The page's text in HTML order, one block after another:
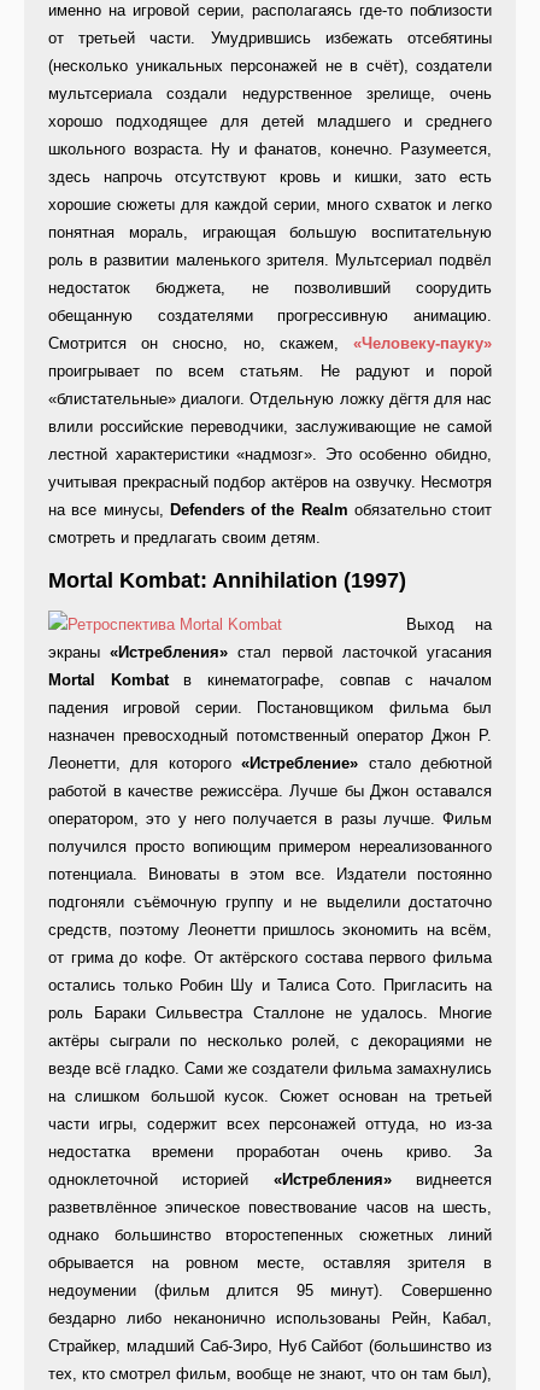
именно на игровой серии, располагаясь где-то поблизости
от третьей части. Умудрившись избежать отсебятины
(несколько уникальных персонажей не в счёт), создатели
мультсериала создали недурственное зрелище, очень
хорошо подходящее для детей младшего и среднего
школьного возраста. Ну и фанатов, конечно. Разумеется,
здесь напрочь отсутствуют кровь и кишки, зато есть
хорошие сюжеты для каждой серии, много схваток и легко
понятная мораль, играющая большую воспитательную
роль в развитии маленького зрителя. Мультсериал подвёл
недостаток бюджета, не позволивший соорудить
обещанную создателями прогрессивную анимацию.
Смотрится он сносно, но, скажем, «Человеку-пауку»
проигрывает по всем статьям. Не радуют и порой
«блистательные» диалоги. Отдельную ложку дёгтя для нас
влили российские переводчики, заслуживающие не самой
лестной характеристики «надмозг». Это особенно обидно,
учитывая прекрасный подбор актёров на озвучку. Несмотря
на все минусы, Defenders of the Realm обязательно стоит
смотреть и предлагать своим детям.
Mortal Kombat: Annihilation (1997)
Выход на
экраны«Истребления» стал первой ласточкой угасания
Mortal Kombatв кинематографе, совпав с началом
падения игровой серии. Постановщиком фильма был
назначен превосходный потомственный оператор Джон Р.
Леонетти, для которого«Истребление» стало дебютной
работой в качестве режиссёра. Лучше бы Джон оставался
оператором, это у него получается в разы лучше. Фильм
получился просто вопиющим примером нереализованного
потенциала. Виноваты в этом все. Издатели постоянно
подгоняли съёмочную группу и не выделили достаточно
средств, поэтому Леонетти пришлось экономить на всём,
от грима до кофе. От актёрского состава первого фильма
остались только Робин Шу и Талиса Сото. Пригласить на
роль Бараки Сильвестра Сталлоне не удалось. Многие
актёры сыграли по несколько ролей, с декорациями не
везде всё гладко. Сами же создатели фильма замахнулись
на слишком большой кусок. Сюжет основан на третьей
части игры, содержит всех персонажей оттуда, но из-за
недостатка времени проработан очень криво. За
одноклеточной историей «Истребления»виднеется
разветвлённое эпическое повествование часов на шесть,
однако большинство второстепенных сюжетных линий
обрывается на ровном месте, оставляя зрителя в
недоумении (фильм длится 95 минут). Совершенно
бездарно либо неканонично использованы Рейн, Кабал,
Страйкер, младший Саб-Зиро, Нуб Сайбот (большинство из
тех, кто смотрел фильм, вообще не знают, что он там был),